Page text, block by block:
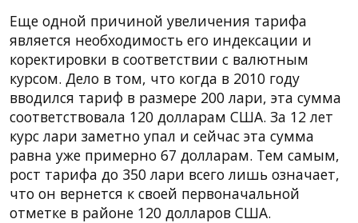
Еще одной причиной увеличения тарифа
является необходимость его индексации и
коректировки в соответствии с валютным
курсом. Дело в том, что когда в 2010 году
вводился тариф в размере 200 лари, эта сумма
соответствовала 120 долларам США. За 12 лет
курс лари заметно упал и сейчас эта сумма
равна уже примерно 67 долларам. Тем самым,
рост тарифа до 350 лари всего лишь означает,
что он вернется к своей первоначальной
отметке в районе 120 долларов США.